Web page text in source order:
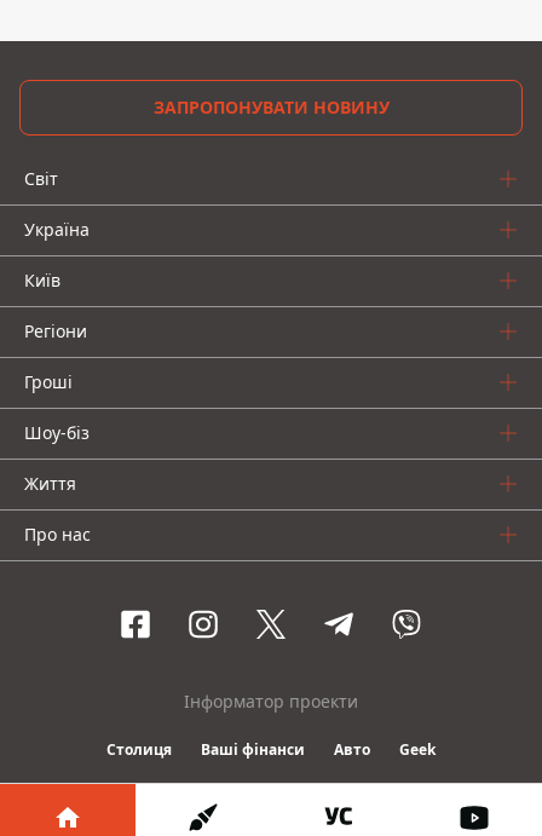
ЗАПРОПОНУВАТИ НОВИНУ
Світ
Україна
Київ
Регіони
Гроші
Шоу-біз
Життя
Про нас
Інформатор проекти
Столиця Ваші фінанси Авто Geek
© 2016-2026 Informator